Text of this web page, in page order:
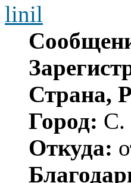
linil
Страна,
Город: С.
Откуда: